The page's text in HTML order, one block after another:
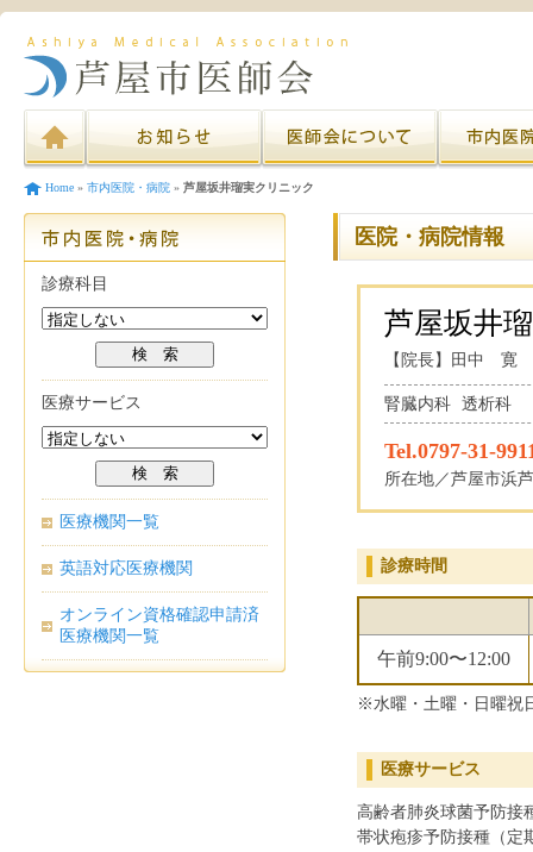
Home » 市内医院・病院 » 芦屋坂井瑠実クリニック
医院・病院情報
芦屋坂井
【院長】田中 寛
腎臓内科 透析科
Tel.0797-31-
所在地／芦屋市浜
診療時間
午前9:00〜12:00
※水曜・土曜・日曜祝
医療サービス
高齢者肺炎球菌予防接
帯状疱疹予防接種（定
診療科目
医療サービス
医療機関一覧
英語対応医療機関
オンライン資格確認申請済
医療機関一覧